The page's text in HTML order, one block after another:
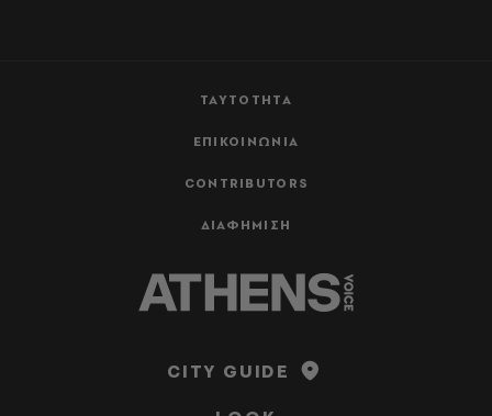
ΤΑΥΤΟΤΗΤΑ
ΕΠΙΚΟΙΝΩΝΙΑ
CONTRIBUTORS
ΔΙΑΦΗΜΙΣΗ
CITY GUIDE